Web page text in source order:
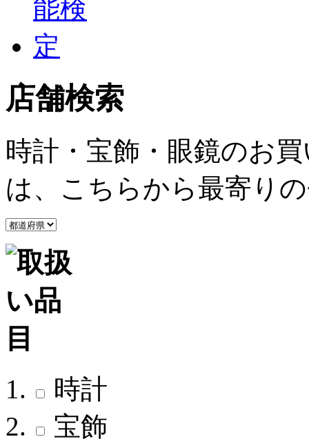
店舗検索
時計・宝飾・眼鏡のお
は、こちらから最寄り
時計
宝飾